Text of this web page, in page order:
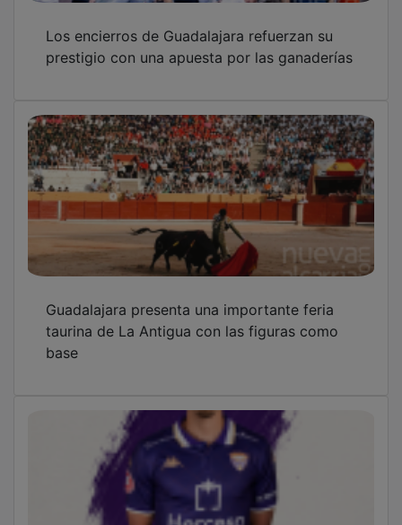
El mediapunta Santiago Miguélez se une al
Dépor
Guadalajara atiende a 3.751 menores con los
servicios de conciliación y refuerza la